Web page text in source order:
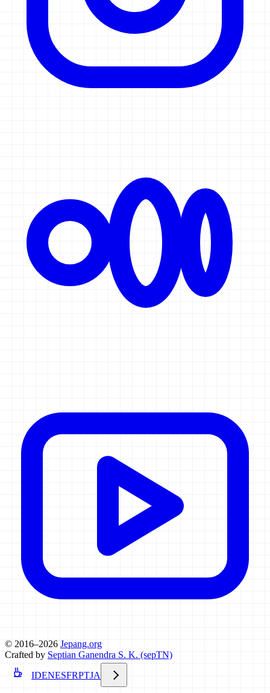
© 2016–2026 Jepang.org
Crafted by Septian Ganendra S. K. (sepTN)
IDENESFRPTJA